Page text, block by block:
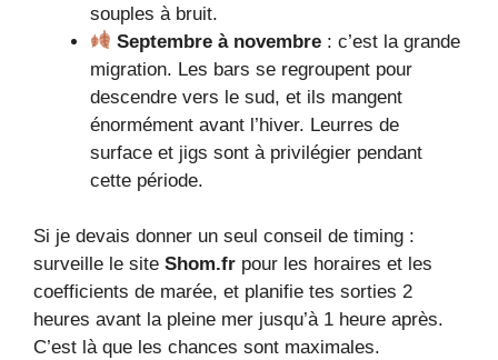
souples à bruit.
Septembre à novembre : c’est la grande
migration. Les bars se regroupent pour
descendre vers le sud, et ils mangent
énormément avant l’hiver. Leurres de
surface et jigs sont à privilégier pendant
cette période.
Si je devais donner un seul conseil de timing :
surveille le site Shom.fr pour les horaires et les
coefficients de marée, et planifie tes sorties 2
heures avant la pleine mer jusqu’à 1 heure après.
C’est là que les chances sont maximales.